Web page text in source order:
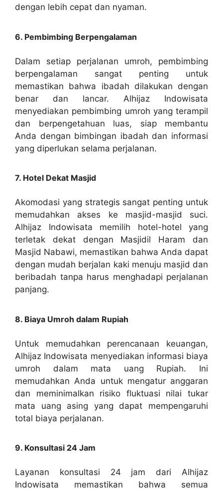
dengan lebih cepat dan nyaman.
6. Pembimbing Berpengalaman
Dalam setiap perjalanan umroh, pembimbing
berpengalaman sangat penting untuk
memastikan bahwa ibadah dilakukan dengan
benar dan lancar. Alhijaz Indowisata
menyediakan pembimbing umroh yang terampil
dan berpengetahuan luas, siap membantu
Anda dengan bimbingan ibadah dan informasi
yang diperlukan selama perjalanan.
7. Hotel Dekat Masjid
Akomodasi yang strategis sangat penting untuk
memudahkan akses ke masjid-masjid suci.
Alhijaz Indowisata memilih hotel-hotel yang
terletak dekat dengan Masjidil Haram dan
Masjid Nabawi, memastikan bahwa Anda dapat
dengan mudah berjalan kaki menuju masjid dan
beribadah tanpa harus menghadapi perjalanan
panjang.
8. Biaya Umroh dalam Rupiah
Untuk memudahkan perencanaan keuangan,
Alhijaz Indowisata menyediakan informasi biaya
umroh dalam mata uang Rupiah. Ini
memudahkan Anda untuk mengatur anggaran
dan meminimalkan risiko fluktuasi nilai tukar
mata uang asing yang dapat mempengaruhi
total biaya perjalanan.
9. Konsultasi 24 Jam
Layanan konsultasi 24 jam dari Alhijaz
Indowisata memastikan bahwa semua